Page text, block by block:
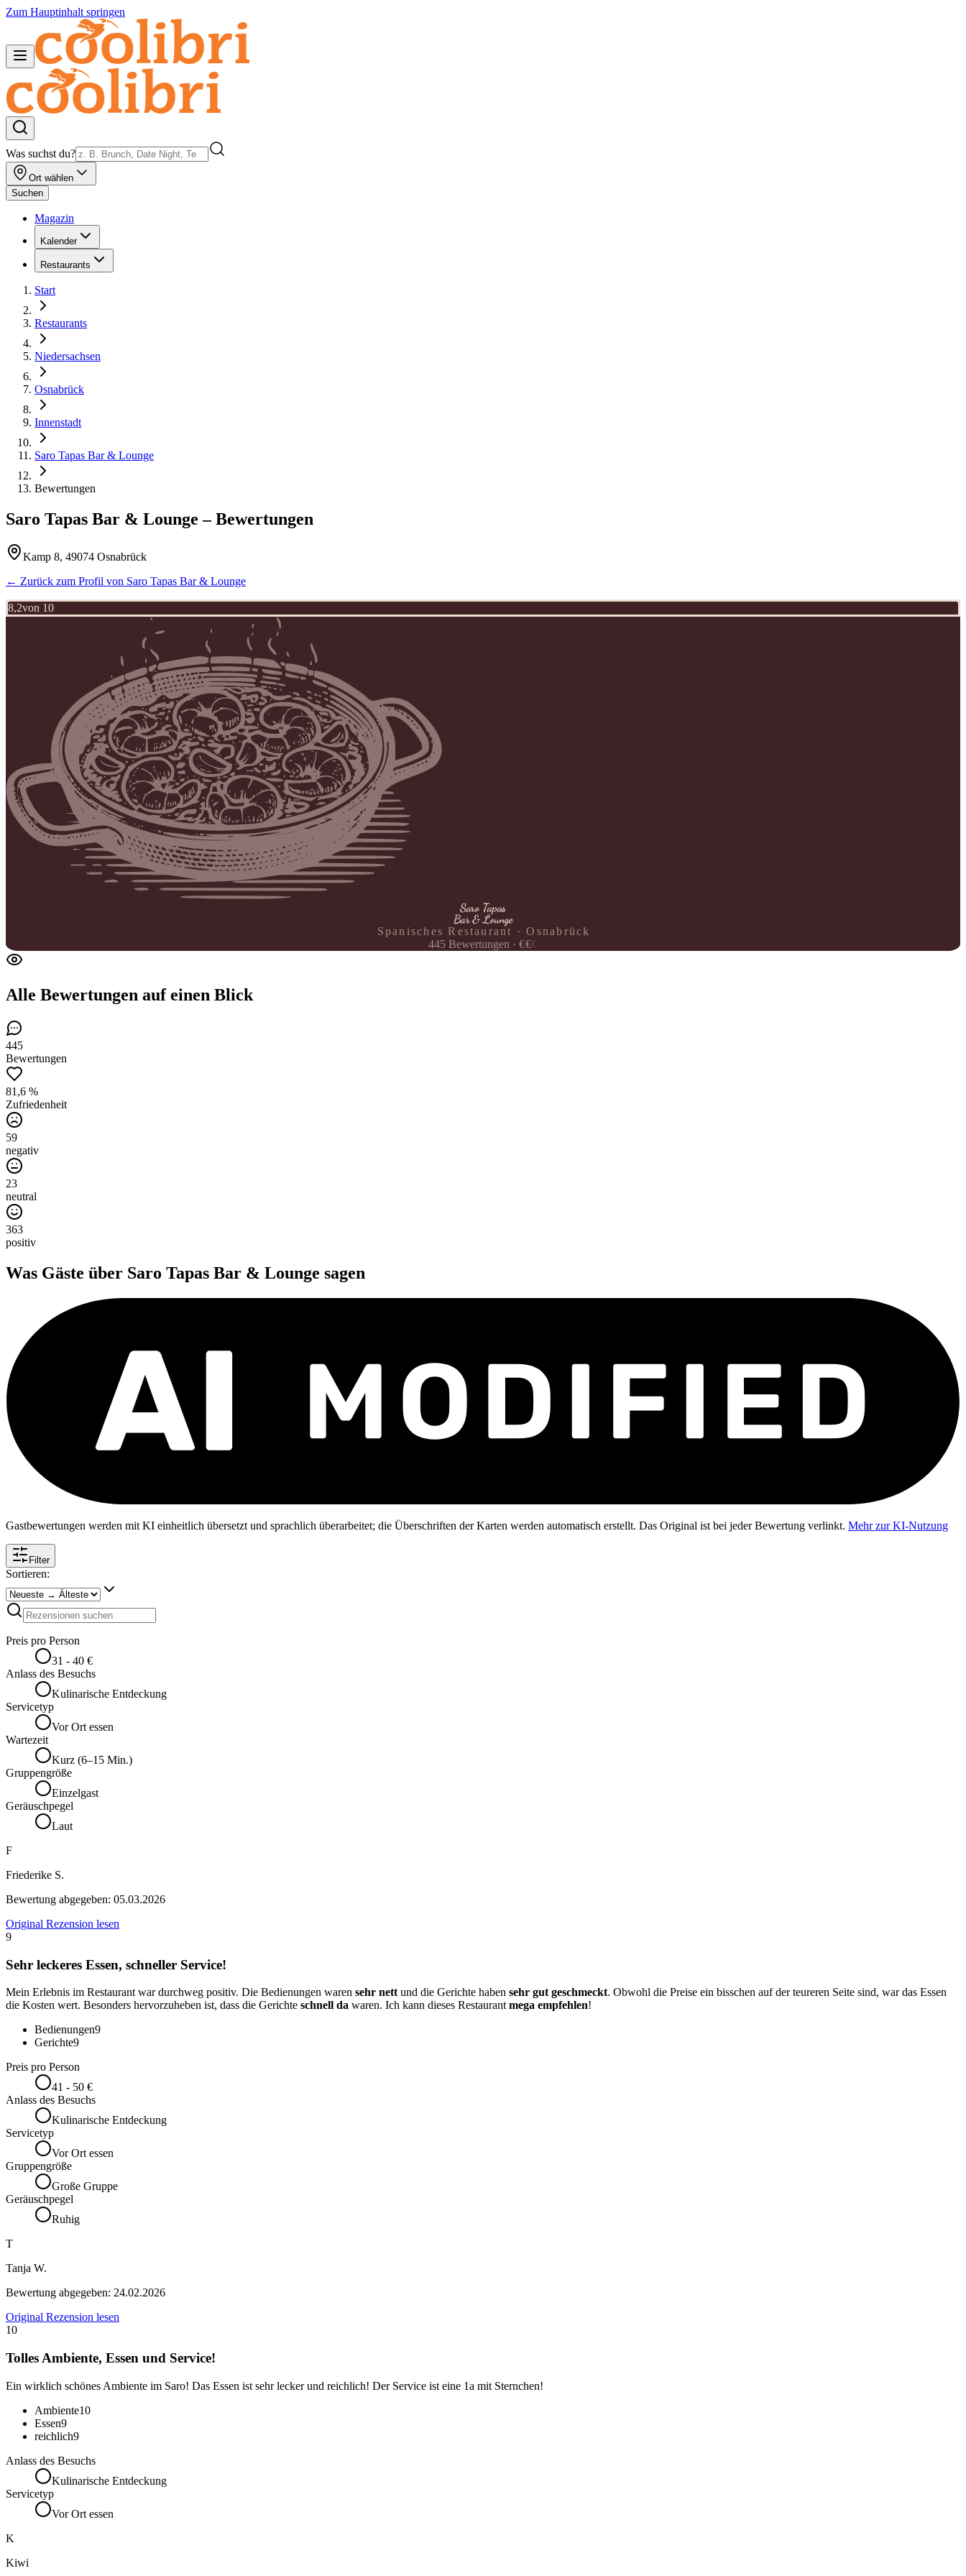
Zum Hauptinhalt springen
Was suchst du?
Ort wählen
Suchen
Magazin
Kalender
Restaurants
Start
Restaurants
Niedersachsen
Osnabrück
Innenstadt
Saro Tapas Bar & Lounge
Bewertungen
Saro Tapas Bar & Lounge – Bewertungen
Kamp 8, 49074 Osnabrück
← Zurück zum Profil von Saro Tapas Bar & Lounge
8,2von 10
Saro Tapas
Bar & Lounge
Spanisches Restaurant · Osnabrück
445 Bewertungen ·€€€
Alle Bewertungen auf einen Blick
445
Bewertungen
81,6 %
Zufriedenheit
59
negativ
23
neutral
363
positiv
Was Gäste über Saro Tapas Bar & Lounge sagen
Gastbewertungen werden mit KI einheitlich übersetzt und sprachlich überarbeitet; die Überschriften der Karten werden automatisch erstellt. Das Original ist bei jeder Bewertung verlinkt. Mehr zur KI-Nutzung
Filter
Sortieren:
Preis pro Person
31 - 40 €
Anlass des Besuchs
Kulinarische Entdeckung
Servicetyp
Vor Ort essen
Wartezeit
Kurz (6–15 Min.)
Gruppengröße
Einzelgast
Geräuschpegel
Laut
F
Friederike S.
Bewertung abgegeben: 05.03.2026
Original Rezension lesen
9
Sehr leckeres Essen, schneller Service!
Mein Erlebnis im Restaurant war durchweg positiv. Die Bedienungen waren sehr nett und die Gerichte haben sehr gut geschmeckt. Obwohl die Preise ein bisschen auf der teureren Seite sind, war das Essen
die Kosten wert. Besonders hervorzuheben ist, dass die Gerichte schnell da waren. Ich kann dieses Restaurant mega empfehlen!
Bedienungen9
Gerichte9
Preis pro Person
41 - 50 €
Anlass des Besuchs
Kulinarische Entdeckung
Servicetyp
Vor Ort essen
Gruppengröße
Große Gruppe
Geräuschpegel
Ruhig
T
Tanja W.
Bewertung abgegeben: 24.02.2026
Original Rezension lesen
10
Tolles Ambiente, Essen und Service!
Ein wirklich schönes Ambiente im Saro! Das Essen ist sehr lecker und reichlich! Der Service ist eine 1a mit Sternchen!
Ambiente10
Essen9
reichlich9
Anlass des Besuchs
Kulinarische Entdeckung
Servicetyp
Vor Ort essen
K
Kiwi